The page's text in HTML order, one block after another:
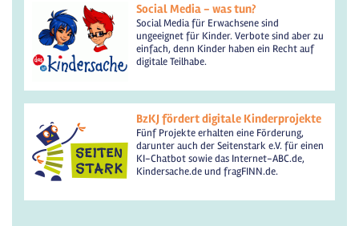
Social Media - was tun?
Social Media für Erwachsene sind
ungeeignet für Kinder. Verbote sind aber zu
einfach, denn Kinder haben ein Recht auf
digitale Teilhabe.
BzKJ fördert digitale Kinderprojekte
Fünf Projekte erhalten eine Förderung,
darunter auch der Seitenstark e.V. für einen
KI-Chatbot sowie das Internet-ABC.de,
Kindersache.de und fragFINN.de.